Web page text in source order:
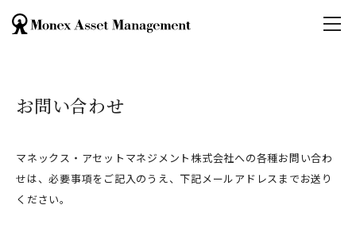
お問い合わせ
マネックス・アセットマネジメント株式会社への各種お問い合わ
せは、必要事項をご記入のうえ、下記メールアドレスまでお送り
ください。